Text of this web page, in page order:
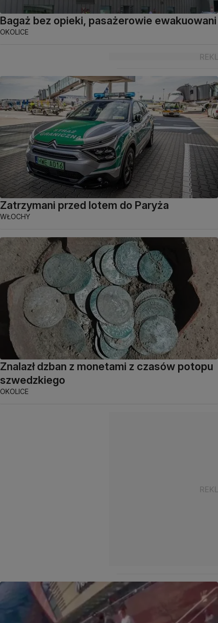
Bagaż bez opieki, pasażerowie ewakuowani
OKOLICE
Zatrzymani przed lotem do Paryża
WŁOCHY
Znalazł dzban z monetami z czasów potopu
szwedzkiego
OKOLICE